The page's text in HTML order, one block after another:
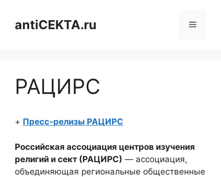
содержимому
antiCEKTA.ru Меню
РАЦИРС
+ Пресс-релизы РАЦИРС
Российская ассоциация центров изучения
религий и сект (РАЦИРС) — ассоциация,
объединяющая региональные общественные